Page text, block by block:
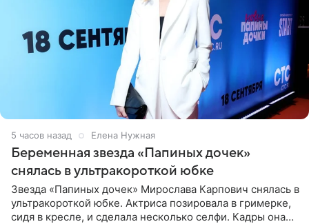
5 часов назад Елена Нужная
Беременная звезда «Папиных дочек»
снялась в ультракороткой юбке
Звезда «Папиных дочек» Мирослава Карпович снялась в
ультракороткой юбке. Актриса позировала в гримерке,
сидя в кресле, и сделала несколько селфи. Кадры она